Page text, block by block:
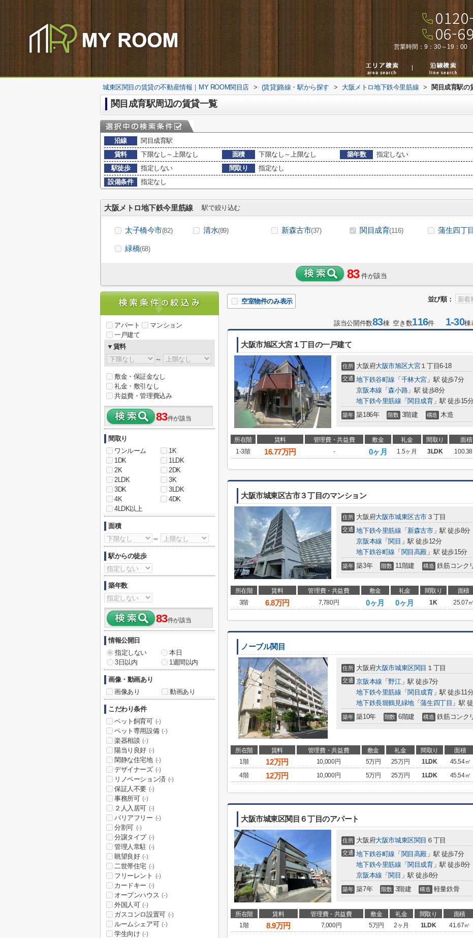
営業時間： 9：30～19：00
城東区関目の賃貸の不動産情報｜MY ROOM関目店 > (賃貸)路線・駅から探す > 大阪メトロ地下鉄今里筋線 > 関目成育駅の
関目成育駅周辺の賃貸一覧
沿線
関目成育駅
賃料
下限なし～上限なし 面積 下限なし～上限なし 築年数
指定しない
駅徒歩
指定しない 間取り
指定なし
設備条件
指定なし
大阪メトロ地下鉄今里筋線 駅で絞り込む
太子橋今市(82) 清水(89) 新森古市(37) 関目成育(116) 蒲生四丁目
緑橋(68)
83 件が該当
並び順：
空室物件のみ表示
該当公開件数83棟 空き数116件 1-30棟
大阪市旭区大宮１丁目の一戸建て
住所 大阪府大阪市旭区大宮１丁目6-18
交通 地下鉄谷町線 「 千林大宮 」駅 徒歩7分
京阪本線 「森小路」駅 徒歩8分
地下鉄今里筋線 「 関目成育」駅 徒歩15分
築年 築186年 階数 3階建 構造 木造
所在階 賃料 管理費・共益費 敷金 礼金 間取り 面積
1-3階
16.77万円 - 0ヶ月 1.5ヶ月 3LDK 100.38
大阪市城東区古市３丁目のマンション
住所 大阪府大阪市城東区古市 ３丁目
交通 地下鉄今里筋線 「 新森古市」駅 徒歩8分
京阪本線 「 関目 」駅 徒歩12分
地下鉄谷町線 「 関目高殿 」駅 徒歩15分
築年 築3年 階数 11階建 構造 鉄筋コンク
所在階 賃料 管理費・共益費 敷金 礼金 間取り 面積
3階
6.8万円 7,780円 0ヶ月 0ヶ月 1K 25.07㎡
ノーブル関目
住所 大阪府大阪市城東区関目 １丁目
交通 京阪本線 「野江」駅 徒歩7分
地下鉄今里筋線 「 関目成育」駅 徒歩11分
地下鉄長堀鶴見緑地「蒲生四丁目 」駅
築年 築10年 階数 6階建 構造 鉄筋コンク
所在階 賃料 管理費・共益費 敷金 礼金 間取り 面積
1階
12万円 10,000円 5万円 25万円 1LDK 45.54㎡
4階
12万円 10,000円 5万円 25万円 1LDK 45.54㎡
大阪市城東区関目６丁目のアパート
住所 大阪府大阪市城東区関目 ６丁目
交通 地下鉄谷町線 「 関目高殿 」駅 徒歩7分
地下鉄今里筋線 「 関目成育」駅 徒歩8分
京阪本線 「 関目 」駅 徒歩8分
築年 築7年 階数 3階建 構造 軽量鉄骨
所在階 賃料 管理費・共益費 敷金 礼金 間取り 面積
1階
8.9万円 7,000円 5万円 2ヶ月 1LDK 41.67㎡
アパート
マンション
一戸建て
▼賃料
～
敷金・保証金なし
礼金・敷引なし
共益費・管理費込み
83件が該当
間取り
ワンルーム
1K
1DK
1LDK
2K
2DK
2LDK
3K
3DK
3LDK
4K
4DK
4LDK以上
面積
～
駅からの徒歩
築年数
83件が該当
情報公開日
指定しない
本日
3日以内
1週間以内
画像・動画あり
画像あり
動画あり
こだわり条件
ペット飼育可 (-)
ペット専用設備 (-)
楽器相談 (-)
陽当り良好 (-)
閑静な住宅地 (-)
デザイナーズ (-)
リノベーション済 (-)
保証人不要 (-)
事務所可 (-)
２人入居可 (-)
バリアフリー (-)
分割可 (-)
分譲タイプ (-)
管理人常駐 (-)
眺望良好 (-)
二世帯住宅 (-)
フリーレント (-)
カードキー (-)
オープンハウス (-)
外国人可 (-)
ガスコンロ設置可 (-)
ルームシェア可 (-)
学生向け (-)